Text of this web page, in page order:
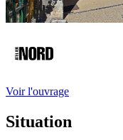
Voir l'ouvrage
Situation